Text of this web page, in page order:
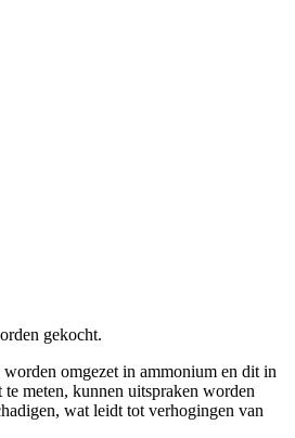
gekocht.
omgezet in ammonium en dit in
meten, kunnen uitspraken worden
wat leidt tot verhogingen van